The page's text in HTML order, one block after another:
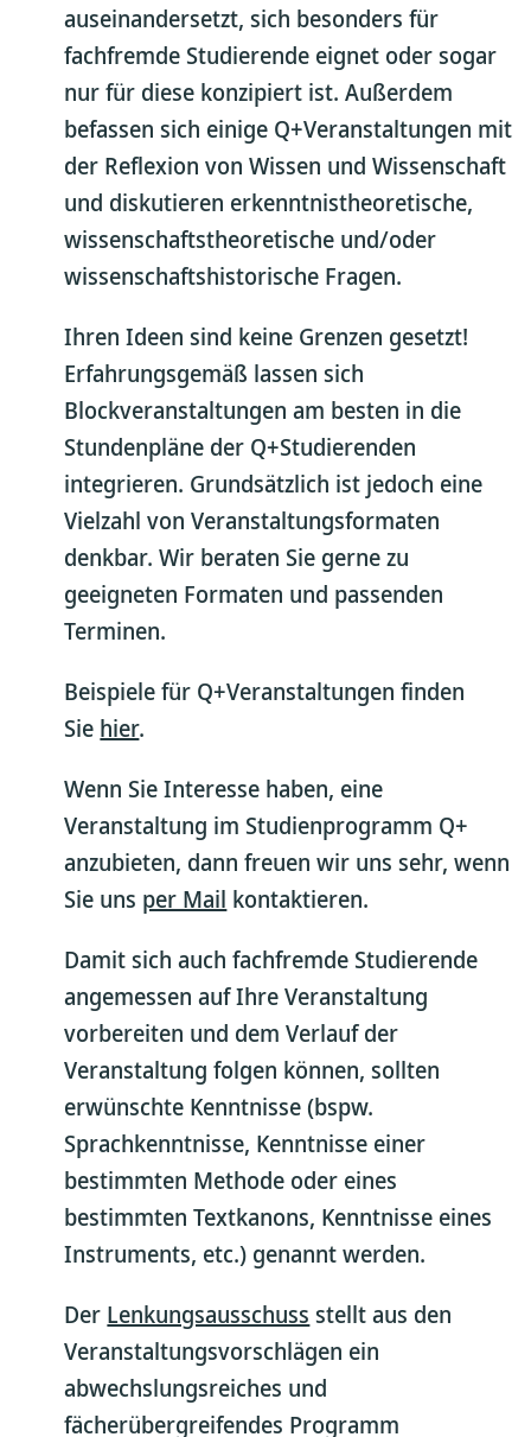
auseinandersetzt, sich besonders für
fachfremde Studierende eignet oder sogar
nur für diese konzipiert ist. Außerdem
befassen sich einige Q+Veranstaltungen mit
der Reflexion von Wissen und Wissenschaft
und diskutieren erkenntnistheoretische,
wissenschaftstheoretische und/oder
wissenschaftshistorische Fragen.
Ihren Ideen sind keine Grenzen gesetzt!
Erfahrungsgemäß lassen sich
Blockveranstaltungen am besten in die
Stundenpläne der Q+Studierenden
integrieren. Grundsätzlich ist jedoch eine
Vielzahl von Veranstaltungsformaten
denkbar. Wir beraten Sie gerne zu
geeigneten Formaten und passenden
Terminen.
Beispiele für Q+Veranstaltungen finden
Sie hier.
Wenn Sie Interesse haben, eine
Veranstaltung im Studienprogramm Q+
anzubieten, dann freuen wir uns sehr, wenn
Sie uns per Mail kontaktieren.
Damit sich auch fachfremde Studierende
angemessen auf Ihre Veranstaltung
vorbereiten und dem Verlauf der
Veranstaltung folgen können, sollten
erwünschte Kenntnisse (bspw.
Sprachkenntnisse, Kenntnisse einer
bestimmten Methode oder eines
bestimmten Textkanons, Kenntnisse eines
Instruments, etc.) genannt werden.
Der Lenkungsausschuss stellt aus den
Veranstaltungsvorschlägen ein
abwechslungsreiches und
fächerübergreifendes Programm